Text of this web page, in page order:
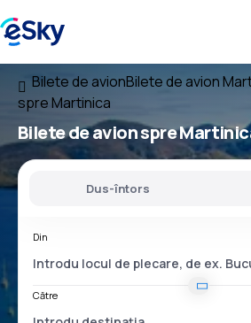
Bilete de avionBilete de avion
spre Martinica
Bilete de avionspre
Dus-întors
Din
Către